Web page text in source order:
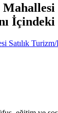
Satılık